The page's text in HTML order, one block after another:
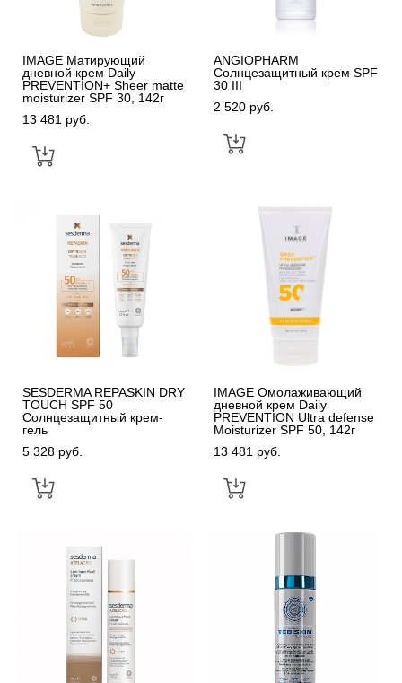
IMAGE Матирующий
дневной крем Daily
PREVENTION+ Sheer matte
moisturizer SPF 30, 142г
13 481 pуб.
ANGIOPHARM
Солнцезащитный крем SPF
30 III
2 520 pуб.
SESDERMA REPASKIN DRY
TOUCH SPF 50
Солнцезащитный крем-
гель
5 328 pуб.
IMAGE Омолаживающий
дневной крем Daily
PREVENTION Ultra defense
Moisturizer SPF 50, 142г
13 481 pуб.